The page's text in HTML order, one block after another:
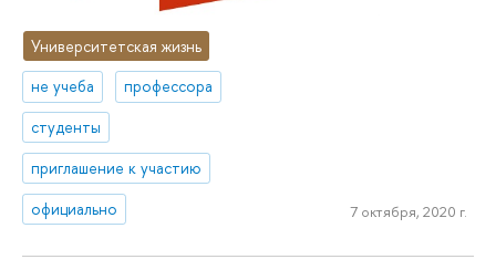
Университетская жизнь
не учеба
профессора
студенты
приглашение к участию
официально
7 октября, 2020 г.